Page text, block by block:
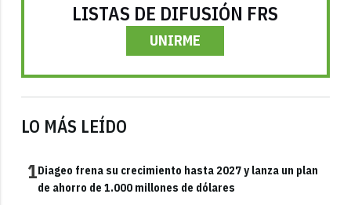
LISTAS DE DIFUSIÓN FRS
UNIRME
LO MÁS LEÍDO
1Diageo frena su crecimiento hasta 2027 y lanza un plan
de ahorro de 1.000 millones de dólares